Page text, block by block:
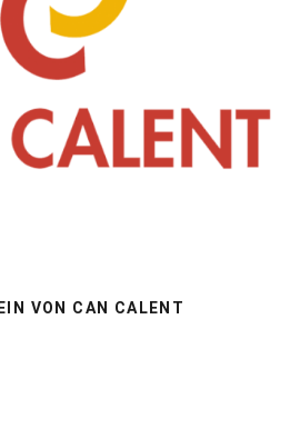
VON CAN CALENT